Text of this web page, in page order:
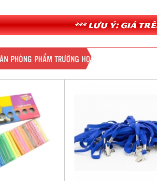
*** Lưu ý: Giá
PHÒNG PHẨM TRƯỜNG HỌC